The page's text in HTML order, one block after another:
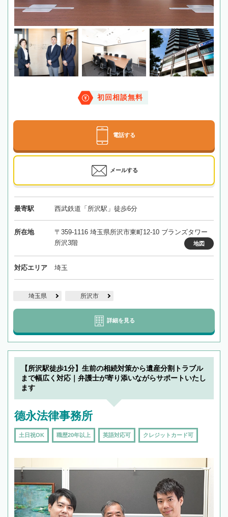
初回相談無料
電話する
メールする
最寄駅 西武鉄道「所沢駅」徒歩6分
所在地
〒359-1116 埼玉県所沢市東町12-10 ブランズタワー
所沢3階
地図
対応エリア 埼玉
埼玉県 所沢市
詳細を見る
【所沢駅徒歩1分】生前の相続対策から遺産分割トラブル
まで幅広く対応｜弁護士が寄り添いながらサポートいたし
ます
德永法律事務所
土日祝OK 職歴20年以上 英語対応可 クレジットカード可